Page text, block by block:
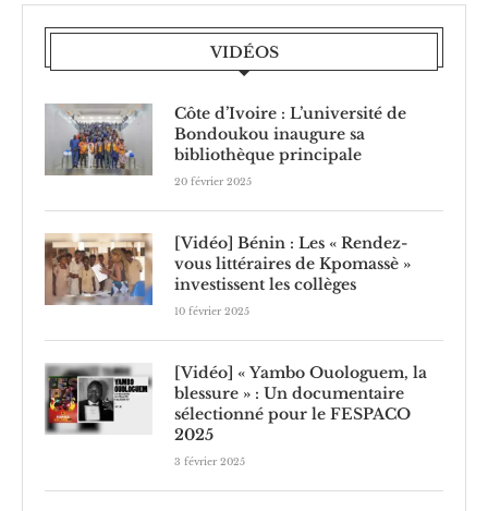
VIDÉOS
Côte d’Ivoire : L’université de
Bondoukou inaugure sa
bibliothèque principale
20 février 2025
[Vidéo] Bénin : Les « Rendez-
vous littéraires de Kpomassè »
investissent les collèges
10 février 2025
[Vidéo] « Yambo Ouologuem, la
blessure » : Un documentaire
sélectionné pour le FESPACO
2025
3 février 2025